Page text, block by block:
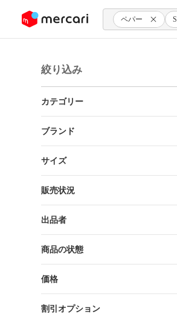
ツにスキップ ペパー
絞り込み
カテゴリー
ブランド
サイズ
販売状況
出品者
商品の状態
価格
割引オプション